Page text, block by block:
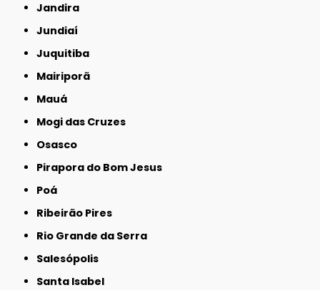
Jandira
Jundiaí
Juquitiba
Mairiporã
Mauá
Mogi das Cruzes
Osasco
Pirapora do Bom Jesus
Poá
Ribeirão Pires
Rio Grande da Serra
Salesópolis
Santa Isabel